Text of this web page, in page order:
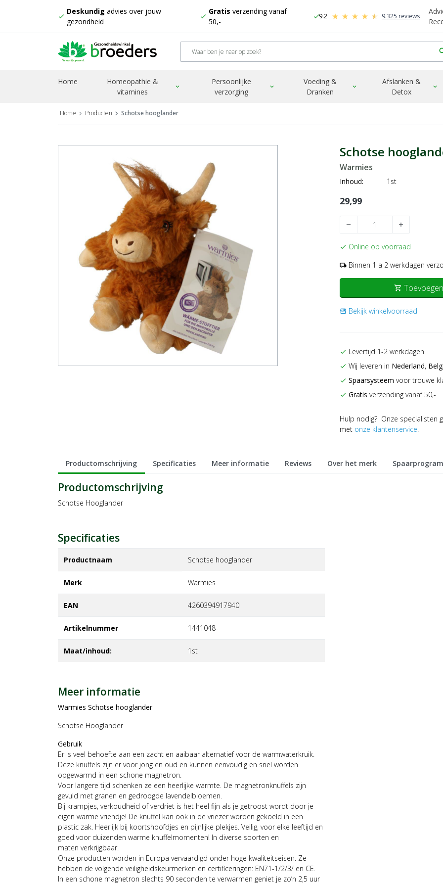
check
Deskundig advies over jouw
gezondheid
check
Gratis verzending vanaf
50,-
check9.2 9.325 reviews
Home
Homeopathie &
vitamines
expand_more
Persoonlijke
verzorging
expand_more
Voeding &
Dranken
expand_more
Afslanken &
Detox
expand_more
Home Producten Schotse hooglander
Schotse
Warmies
Inhoud: 1st
29,99
remove add
check Online op voorraad
local_shipping Binnen 1 a 2 werkdagen
shopping_cart
storefront Bekijk winkelvoorraad
check Levertijd 1-2 werkdagen
check Wij leveren in Nederland,
check Spaarsysteem voor trouwe
check Gratis verzending vanaf 50,-
Hulp nodig? Onze specialisten
met onze klantenservice.
Productomschrijving Specificaties Meer informatie Reviews Over het merk
Productomschrijving
Schotse Hooglander
Specificaties
Productnaam Schotse hooglander
Merk warmies
EAN 4260394917940
Artikelnummer 1441048
Maat/inhoud: 1st
Meer informatie
Warmies Schotse hooglander
Schotse Hooglander
Gebruik
Er is veel behoefte aan een zacht en aaibaar alternatief voor de warmwaterkruik.
Deze knuffels zijn er voor jong en oud en kunnen eenvoudig en snel worden
opgewarmd in een schone magnetron.
Voor langere tijd schenken ze een heerlijke warmte. De magnetronknuffels zijn
gevuld met granen en gedroogde lavendelbloemen.
Bij krampjes, verkoudheid of verdriet is het heel fijn als je getroost wordt door je
eigen warme vriendje! De knuffel kan ook in de vriezer worden gekoeld in een
plastic zak. Heerlijk bij koortshoofdjes en pijnlijke plekjes. Veilig, voor elke leeftijd en
goed voor duizenden warme knuffelmomenten! In diverse soorten en
maten verkrijgbaar.
Onze producten worden in Europa vervaardigd onder hoge kwaliteitseisen. Ze
hebben de volgende veiligheidskeurmerken en certificeringen: EN71-1/2/3/ en CE.
In een schone magnetron slechts 90 seconden te verwarmen geniet je zo’n 2,5 uur